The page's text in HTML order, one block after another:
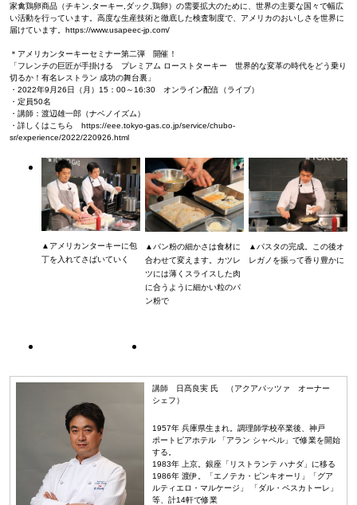
家禽鶏卵商品（チキン,ターキー,ダック,鶏卵）の需要拡大のために、世界の主要な国々で幅広
い活動を行っています。高度な生産技術と徹底した検査制度で、アメリカのおいしさを世界に
届けています。https://www.usapeec-jp.com/
＊アメリカンターキーセミナー第二弾 開催！
「フレンチの巨匠が手掛ける プレミアム ローストターキー 世界的な変革の時代をどう乗り
切るか！有名レストラン 成功の舞台裏」
・2022年9月26日（月）15：00～16:30 オンライン配信（ライブ）
・定員50名
・講師：渡辺雄一郎（ナベノイズム）
・詳しくはこちら https://eee.tokyo-gas.co.jp/service/chubo-
sr/experience/2022/220926.html
▲アメリカンターキーに包
丁を入れてさばいていく
▲パン粉の細かさは食材に
合わせて変えます。カツレ
ツには薄くスライスした肉
に合うように細かい粒のパ
ン粉で
▲パスタの完成。この後オ
レガノを振って香り豊かに
講師 日髙良実 氏 （アクアパッツァ オーナー
シェフ）
1957年 兵庫県生まれ。調理師学校卒業後、神戸
ポートピアホテル 「アラン シャペル」で修業を開始
する。
1983年 上京。銀座「リストランテ ハナダ」に移る
1986年 渡伊。「エノテカ・ピンキオーリ」「グア
ルティエロ・マルケージ」 「ダル・ペスカトーレ」
等、計14軒で修業